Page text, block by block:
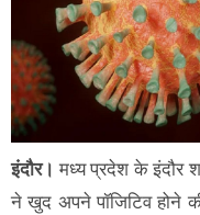
इंदौर। मध्य प्रदेश के इंदौर
ने खुद अपने पॉजिटिव होने